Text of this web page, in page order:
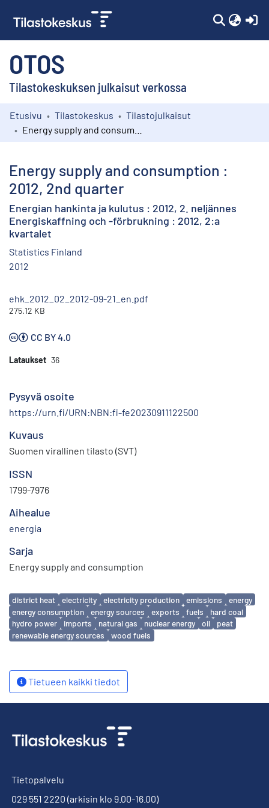
OTOS
Tilastokeskuksen julkaisut verkossa
Kokoelmat
Etusivu Tilastokeskus
Tilastojulkaisut
Energy supply and consumption :
2012, 2nd quarter
Energian hankinta ja kulutus : 2012, 2. neljännes
Energiskaffning och -förbrukning : 2012, 2:a
kvartalet
Statistics Finland
2012
ehk_2012_02_2012-09-21_en.pdf
275.12 KB
CC BY 4.0
Lataukset 36
Pysyvä osoite
https://urn.fi/URN:NBN:fi-fe20230911122500
Kuvaus
Suomen virallinen tilasto (SVT)
ISSN
1799-7976
Aihealue
energia
Sarja
Energy supply and consumption
Avainsanat
district heat electricity electricity production emissions
energy
energy consumption
energy sources exports fuels
hard coal
hydro power
imports natural gas nuclear energy oil
peat
renewable energy sources
wood fuels
Tietueen kaikki tiedot
Tietopalvelu
029 551 2220 (arkisin klo 9.00-16.00)